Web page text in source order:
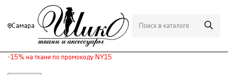
Самара
-15% на ткани по промокоду NY15